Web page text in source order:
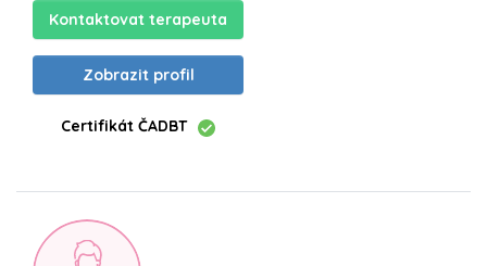
Kontaktovat terapeuta
Zobrazit profil
Certifikát ČADBT